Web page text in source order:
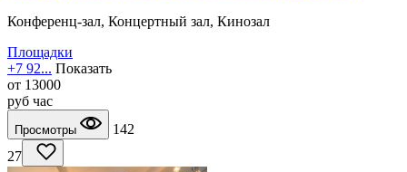
Конференц-зал, Концертный зал, Кинозал
Площадки
+7 92... Показать
от 13000
руб час
Просмотры
142
27